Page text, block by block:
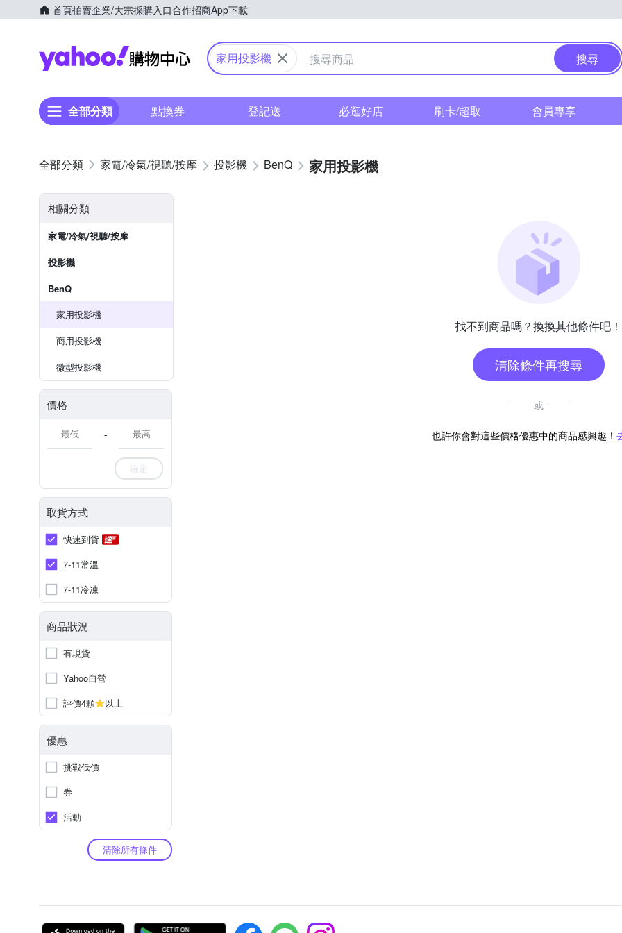
首頁拍賣企業/大宗採購入口合作招商App下載
Yahoo購物中心
家用投影機 搜尋
全部分類 點換券 登記送 必逛好店 刷卡/超取 會員專享
家電/冷氣/視聽/按摩 投影機 BenQ 家用投影機
相關分類
家電/冷氣/視聽/按摩
投影機
BenQ
家用投影機
商用投影機
微型投影機
價格
-
確定
取貨方式
快速到貨
7-11常溫
7-11冷凍
商品狀況
有現貨
Yahoo自營
評價4顆
以上
優惠
挑戰低價
券
活動
清除所有條件
找不到商品嗎？換換其他條件吧！
清除條件再搜尋
或
也許你會對這些價格優惠中的商品感興趣！